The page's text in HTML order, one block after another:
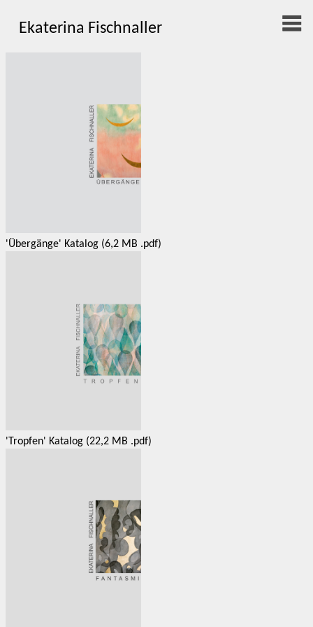
Ekaterina Fischnaller
'Übergänge' Katalog (6,2 MB .pdf)
'Tropfen' Katalog (22,2 MB .pdf)